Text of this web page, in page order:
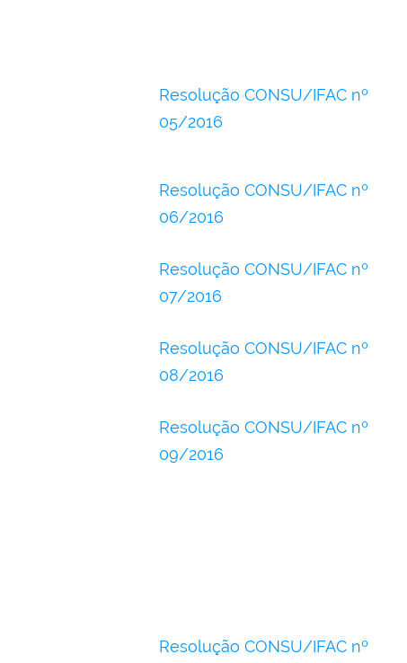
Resolução CONSU/IFAC nº
05/2016
Resolução CONSU/IFAC nº
06/2016
Resolução CONSU/IFAC nº
07/2016
Resolução CONSU/IFAC nº
08/2016
Resolução CONSU/IFAC nº
09/2016
Resolução CONSU/IFAC nº